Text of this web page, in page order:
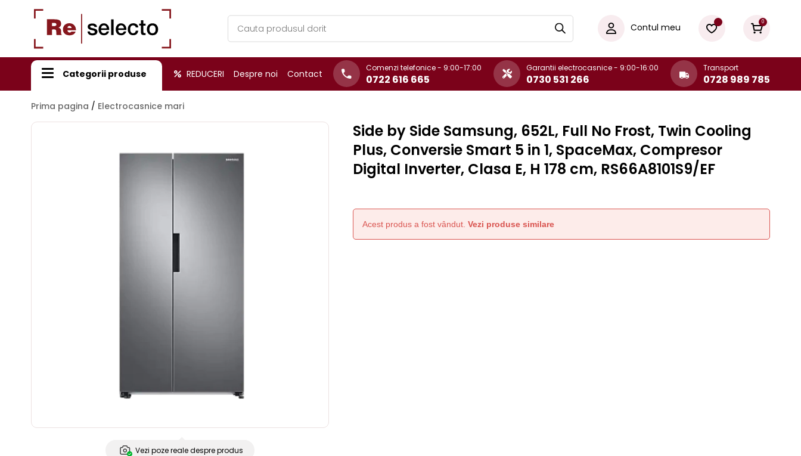
Contul meu 0
Products
search
Categorii produse REDUCERI Despre noi Contact
Comenzi telefonice - 9:00-17:00
0722 616 665
Garantii electrocasnice - 9:00-16:00
0730 531 266
Transport
0728 989 785
Prima pagina / Electrocasnice mari
Vezi poze reale despre produs
Side by Side Samsung, 652L, Full No Frost, Twin Cooling
Plus, Conversie Smart 5 in 1, SpaceMax, Compresor
Digital Inverter, Clasa E, H 178 cm, RS66A8101S9/EF
Acest produs a fost vândut. Vezi produse similare